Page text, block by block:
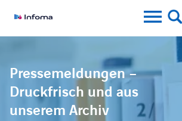
Pressemeldungen –
Druckfrisch und aus
unserem Archiv